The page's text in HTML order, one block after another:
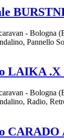
- Bologna
Pannello
LAIKA .X
- Bologna
Radio,
CARADO